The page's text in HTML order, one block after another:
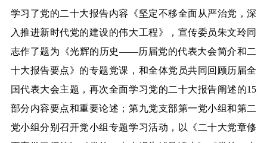
学习了党的二十大报告内容《坚定不移全面从严治党，深
入推进新时代党的建设的伟大工程》，宣传委员朱文玲同
志作了题为《光辉的历史——历届党的代表大会简介和二
十大报告要点》的专题党课，和全体党员共同回顾历届全
国代表大会主题，再次全面学习党的二十大报告阐述的15
部分内容要点和重要论述；第九党支部第一党小组和第二
党小组分别召开党小组专题学习活动，以《二十大党章修